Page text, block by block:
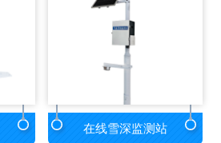
在线雪深监测站